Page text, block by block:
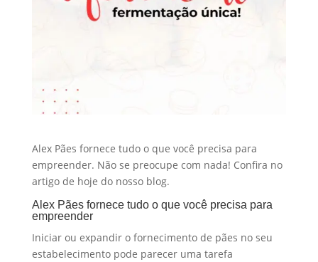
Alex Pães fornece tudo o que você precisa para
empreender. Não se preocupe com nada! Confira no
artigo de hoje do nosso blog.
Alex Pães fornece tudo o que você precisa para
empreender
Iniciar ou expandir o fornecimento de pães no seu
estabelecimento pode parecer uma tarefa